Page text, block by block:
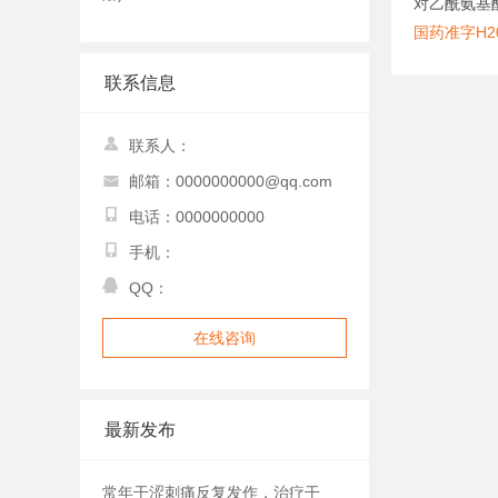
国药准字
联系信息
联系人：
邮箱：0000000000@qq.com
电话：0000000000
手机：
QQ：
在线咨询
最新发布
常年干涩刺痛反复发作，治疗干